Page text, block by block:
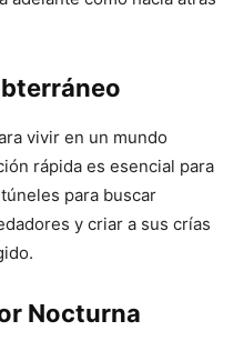
vivir en un mundo
rápida es esencial para
para buscar
y criar a sus crías
Nocturna